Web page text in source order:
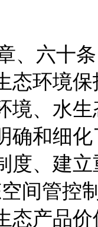
六十条
态环境
境、水
确和细
度、建
空间管
态产品